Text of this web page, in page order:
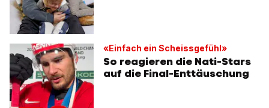
«Einfach ein Scheissgefühl»
So reagieren die Nati-Stars
auf die Final-Enttäuschung